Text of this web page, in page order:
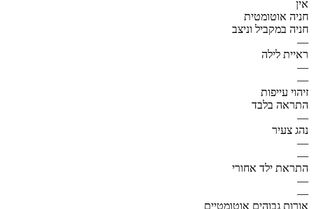
אין
חניה אוטומטית
חניה במקביל וניצב
—
ראיית לילה
—
—
זיהוי עייפות
התראה בלבד
—
נהג צעיר
—
—
התראת ילד אחורי
—
—
אורות גבוהים אוטומטיים